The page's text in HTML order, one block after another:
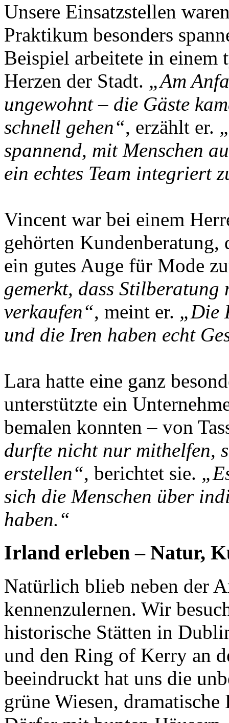
Unsere Einsatzstellen
Praktikum besonders
Beispiel arbeitete in einem
Herzen der Stadt. „Am
ungewohnt – die Gäste
schnell gehen“, erzählt er.
spannend, mit Menschen
ein echtes Team integriert
Vincent war bei einem
gehörten Kundenberatung,
ein gutes Auge für Mode
gemerkt, dass
verkaufen“, meint er. „Die
und die Iren haben echt
Lara hatte eine ganz
unterstützte ein
bemalen konnten – von
durfte nicht nur mithelfen,
erstellen“, berichtet sie.
sich die Menschen über
haben.“
Irland erleben – Natur,
Natürlich blieb neben der
kennenzulernen. Wir
historische Stätten in
und den Ring of Kerry an
beeindruckt hat uns die
grüne Wiesen,